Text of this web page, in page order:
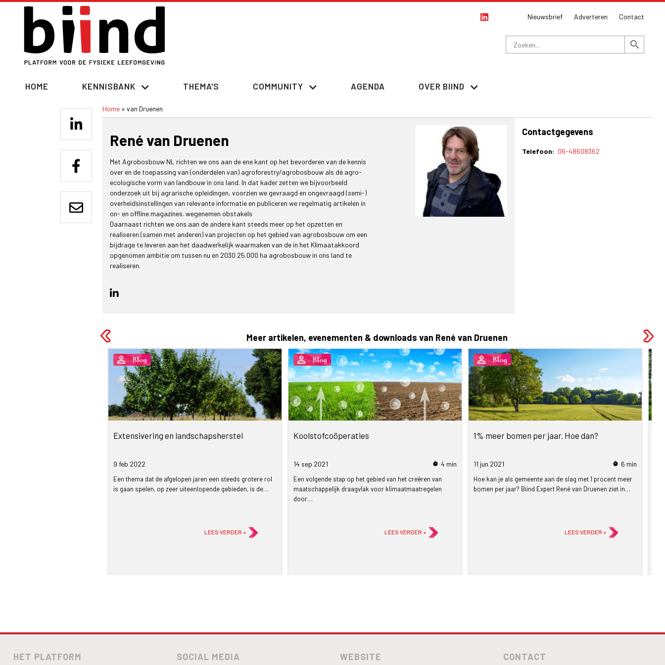
Overslaan
Nieuwsbrief Adverteren Contact
Zoeken search
Hoofdnavigatie
HOME KENNISBANK THEMA'S COMMUNITY AGENDA OVER BIIND
Home van Druenen
René van Druenen
Met Agrobosbouw NL richten we ons aan de ene kant op het bevorderen van de kennis
over en de toepassing van (onderdelen van) agroforestry/agrobosbouw als dé agro-
ecologische vorm van landbouw in ons land. In dat kader zetten we bijvoorbeeld
onderzoek uit bij agrarische opleidingen, voorzien we gevraagd en ongevraagd (semi-)
overheidsinstellingen van relevante informatie en publiceren we regelmatig artikelen in
on- en offline magazines. wegenemen obstakels
Daarnaast richten we ons aan de andere kant steeds meer op het opzetten en
realiseren (samen met anderen) van projecten op het gebied van agrobosbouw om een
bijdrage te leveren aan het daadwerkelijk waarmaken van de in het Klimaatakkoord
opgenomen ambitie om tussen nu en 2030 25.000 ha agrobosbouw in ons land te
realiseren.
Contactgegevens
Telefoon 06-48608362
Meer artikelen, evenementen & downloads van René van Druenen
person_outline Blog
Extensivering en landschapsherstel
9 feb 2022
Een thema dat de afgelopen jaren een steeds grotere rol
is gaan spelen, op zeer uiteenlopende gebieden, is de…
LEES VERDER »
person_outline Blog
Koolstofcoöperaties
14 sep 2021 timer 4 min
Een volgende stap op het gebied van het creëren van
maatschappelijk draagvlak voor klimaatmaatregelen
door…
LEES VERDER »
person_outline Blog
1% meer bomen per jaar. Hoe dan?
11 jun 2021 timer 6 min
Hoe kan je als gemeente aan de slag met 1 procent meer
bomen per jaar? Biind Expert René van Druenen ziet in…
LEES VERDER »
HET PLATFORM SOCIAL MEDIA WEBSITE CONTACT